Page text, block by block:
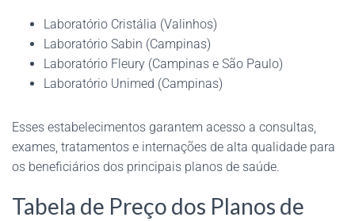
Laboratório Cristália (Valinhos)
Laboratório Sabin (Campinas)
Laboratório Fleury (Campinas e São Paulo)
Laboratório Unimed (Campinas)
Esses estabelecimentos garantem acesso a consultas,
exames, tratamentos e internações de alta qualidade para
os beneficiários dos principais planos de saúde.
Tabela de Preço dos Planos de